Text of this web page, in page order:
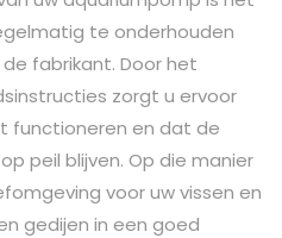
te onderhouden
fabrikant. Door het
zorgt u ervoor
functioneren en dat de
peil blijven. Op die manier
voor uw vissen en
gedijen in een goed